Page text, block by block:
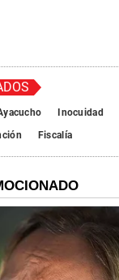
Inocuidad
Fiscalía